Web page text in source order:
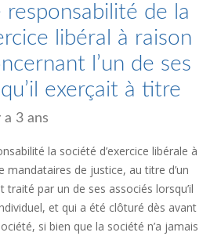
responsabilité de la
libéral à raison
l’un de ses
exerçait à titre
a 3 ans
la société d’exercice libérale à
mandataires de justice, au titre d’un
par un de ses associés lorsqu’il
et qui a été clôturé dès avant
si bien que la société n’a jamais